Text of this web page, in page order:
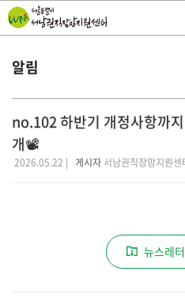
알림
no.102 하반기 개정사항까
개📽️
2026.05.22 | 게시자 서남권직장맘지원센
뉴스레